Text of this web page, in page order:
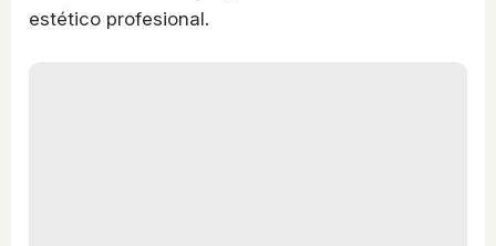
estético profesional.